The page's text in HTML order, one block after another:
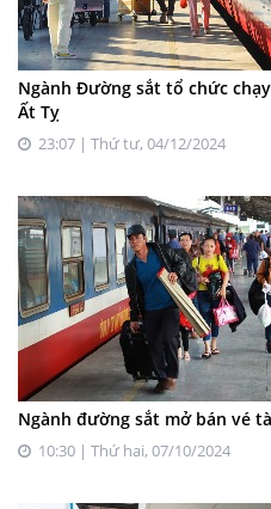
Ngành Đường sắt tổ chức
Ất Tỵ
23:07 | Thứ tư, 04/12/2024
Ngành đường sắt mở bán vé
10:30 | Thứ hai, 07/10/2024